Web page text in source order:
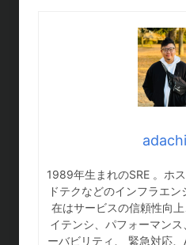
1989年生まれのSRE 。ホ
ドテクなどのインフラエ
在はサービスの信頼性向
イテンシ、パフォーマン
ーバビリティ、 緊急対応、